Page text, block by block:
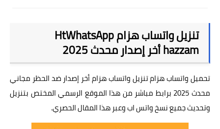
واتس سيف
واتس ايرو
تنزيل واتساب هزام HtWhatsApp
hazzam أخر إصدار محدث 2025
تحميل واتساب هزام تنزيل واتساب هزام أخر إصدار ضد الحظر مجاني
محدث 2025 برابط مباشر من هذا الموقع الرسمي المختص بتنزيل
وتحديث جميع نسخ واتس اب وعبر هذا المقال الحصري.